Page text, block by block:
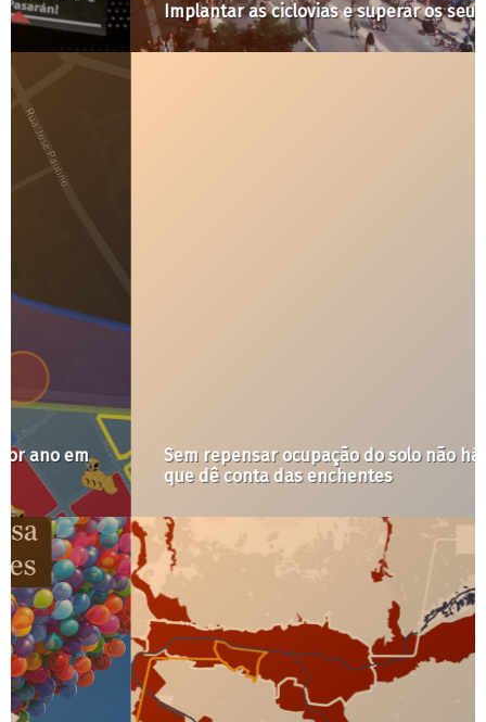
Implantar as ciclovias e superar os seus entraves
Sem repensar ocupação do solo não há piscinão
que dê conta das enchentes